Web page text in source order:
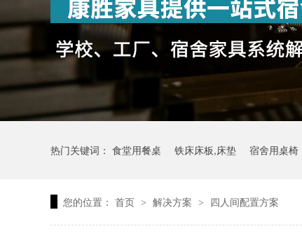
热门关键词： 食堂用餐桌 铁床床板,床垫 宿舍用桌椅
您的位置： 首页 > 解决方案 > 四人间配置方案